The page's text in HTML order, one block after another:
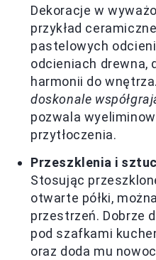
Dekoracje w
przykład
pastelowych
odcieniach drewna,
harmonii do wnętrza.
doskonale
pozwala
przytłoczenia.
Przeszklenia i
Stosując
otwarte półki,
przestrzeń. Dobrze
pod szafkami
oraz doda mu